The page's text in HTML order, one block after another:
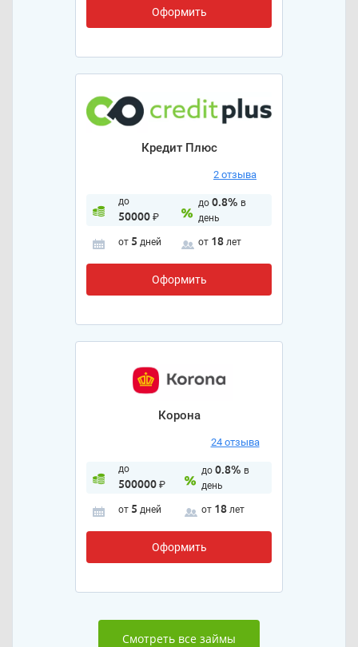
Оформить
Кредит Плюс
2 отзыва
до
50000₽
до 0.8% в
день
от 5 дней от 18 лет
Оформить
Корона
24 отзыва
до
500000₽
до 0.8% в
день
от 5 дней от 18 лет
Оформить
Смотреть все займы